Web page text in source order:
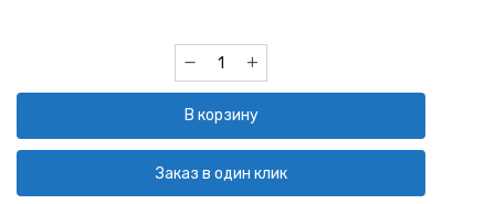
Количество
товара
МАГМА
2500*1200*12,5
В корзину
Заказ в один клик